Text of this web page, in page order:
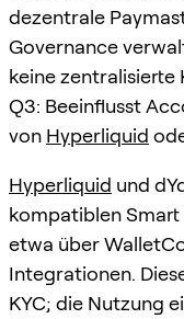
dezentrale
Governance
keine zentralisierte
Q3: Beeinflusst
von Hyperliquid
Hyperliquid und
kompatiblen
etwa über
Integrationen.
KYC; die Nutzung